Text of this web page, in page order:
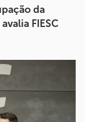
da
FIESC